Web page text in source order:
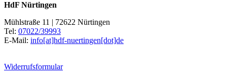
HdF Nürtingen
Mühlstraße 11 | 72622 Nürtingen
Tel: 07022/39993
E-Mail: info[at]hdf-nuertingen[dot]de
Widerrufsformular